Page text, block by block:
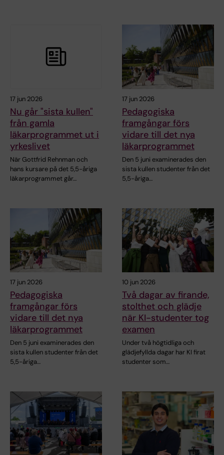
17 jun 2026
Nu går "sista kullen"
från gamla
läkarprogrammet ut i
yrkeslivet
När Gottfrid Rehnman och
hans kursare på det 5,5-åriga
läkarprogrammet går…
17 jun 2026
Pedagogiska
framgångar förs
vidare till det nya
läkarprogrammet
Den 5 juni examinerades den
sista kullen studenter från det
5,5-åriga…
17 jun 2026
Pedagogiska
framgångar förs
vidare till det nya
läkarprogrammet
Den 5 juni examinerades den
sista kullen studenter från det
5,5-åriga…
10 jun 2026
Två dagar av firande,
stolthet och glädje
när KI-studenter tog
examen
Under två högtidliga och
glädjefyllda dagar har KI firat
studenter som…